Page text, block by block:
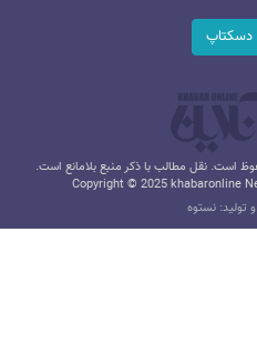
است. نقل مطالب با ذکر منبع بلامانع است.
Copyright © 2025 khabaronline
تولید: نستوه